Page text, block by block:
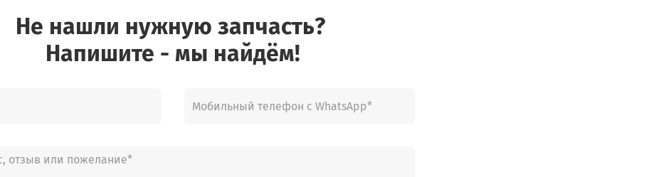
Не нашли нужную запчасть?
Напишите - мы найдём!